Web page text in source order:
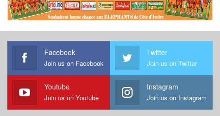
Facebook
Join us on Facebook
Twitter
Join us on Twitter
Youtube
Join us on Youtube
Instagram
Join us on Instagram